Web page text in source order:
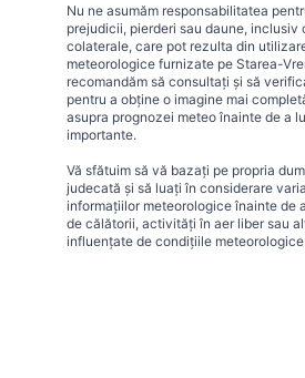
Nu ne asumăm responsabilitatea
prejudicii, pierderi sau daune, inclusiv
colaterale, care pot rezulta din
meteorologice furnizate pe Starea-
recomandăm să consultați și să
pentru a obține o imagine mai
asupra prognozei meteo înainte de a
importante.
Vă sfătuim să vă bazați pe propria
judecată și să luați în considerare
informațiilor meteorologice înainte de
de călătorii, activități în aer liber sau
influențate de condițiile meteorologice.